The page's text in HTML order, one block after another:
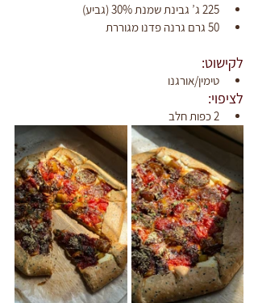
225 ג’ גבינת שמנת 30% (גביע)
50 גרם גרנה פדנו מגוררת
לקישוט:
טימין/אורגנו
לציפוי:
2 כפות חלב